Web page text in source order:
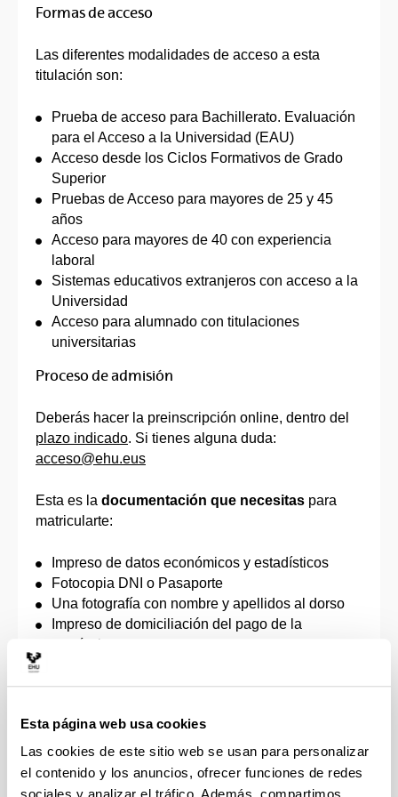
Esta página web usa cookies
Las cookies de este sitio web se usan para personalizar
el contenido y los anuncios, ofrecer funciones de redes
Formas de acceso
Las diferentes modalidades de acceso a esta
titulación son:
Prueba de acceso para Bachillerato. Evaluación
para el Acceso a la Universidad (EAU)
Acceso desde los Ciclos Formativos de Grado
Superior
Pruebas de Acceso para mayores de 25 y 45
años
Acceso para mayores de 40 con experiencia
laboral
Sistemas educativos extranjeros con acceso a la
Universidad
Acceso para alumnado con titulaciones
universitarias
Proceso de admisión
Deberás hacer la preinscripción online, dentro del
plazo indicado. Si tienes alguna duda:
acceso@ehu.eus
Esta es la documentación que necesitas para
matricularte:
Impreso de datos económicos y estadísticos
Fotocopia DNI o Pasaporte
Una fotografía con nombre y apellidos al dorso
Impreso de domiciliación del pago de la
matrícula
reducción o exención de los precios públicos de
orden que apruebe el Gobierno Vasco, por la que
se fijan los precios a satisfacer por la prestación
de servicios académicos universitarios (personas
discapacitadas, familias numerosas, víctimas de